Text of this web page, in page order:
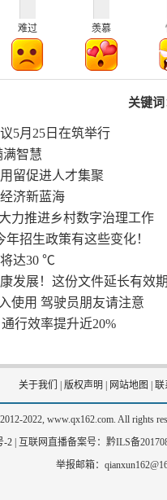
难过 羡慕
关键词
5月25日在筑举行
满智慧
留促进人才集聚
济新蓝海
力推进乡村数字治理工作
年招生政策有这些变化！
达30 ℃
发展！这份文件延长有效期
使用 驾驶员朋友请注意
行效率提升近20%
关于我们 版权声明 网站地图 联
2022, www.qx162.com. All rights
-2
互联网直播备案号：黔ILS备
举报邮箱：